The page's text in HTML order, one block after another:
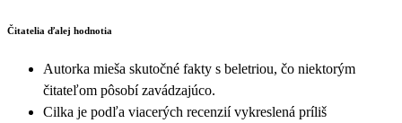
Čitatelia ďalej hodnotia
Autorka mieša skutočné fakty s beletriou, čo niektorým
čitateľom pôsobí zavádzajúco.
Cilka je podľa viacerých recenzií vykreslená príliš